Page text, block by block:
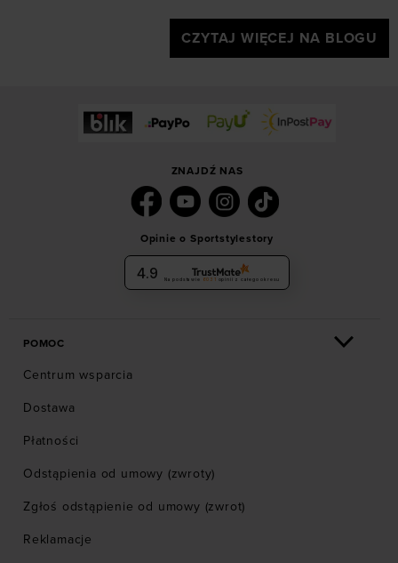
CZYTAJ WIĘCEJ NA BLOGU
ZNAJDŹ NAS
Opinie o Sportstylestory
4.9 Na podstawie 6031 opinii z całego okresu
POMOC
Centrum wsparcia
Dostawa
Płatności
Odstąpienia od umowy (zwroty)
Zgłoś odstąpienie od umowy (zwrot)
Reklamacje